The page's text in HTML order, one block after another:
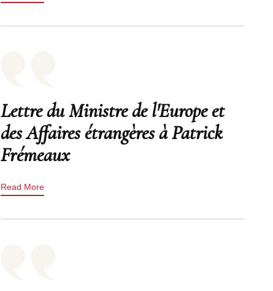
Lettre du Ministre de l'Europe et
des Affaires étrangères à Patrick
Frémeaux
Read More